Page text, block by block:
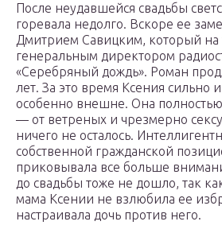
После неудавшейся свадьбы
горевала недолго. Вскоре ее
Дмитрием Савицким, который на
генеральным директором
«Серебряный дождь». Роман
лет. За это время Ксения сильно
особенно внешне. Она
— от ветреных и чрезмерно
ничего не осталось.
собственной гражданской
приковывала все больше
до свадьбы тоже не дошло, так
мама Ксении не взлюбила ее
настраивала дочь против него.